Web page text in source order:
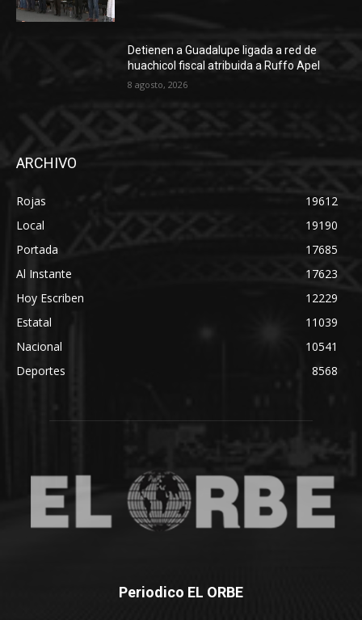
Detienen a Guadalupe ligada a red de
huachicol fiscal atribuida a Ruffo Apel
8 agosto, 2026
ARCHIVO
Rojas
19612
Local
19190
Portada
17685
Al Instante
17623
Hoy Escriben
12229
Estatal
11039
Nacional
10541
Deportes
8568
Periodico EL ORBE